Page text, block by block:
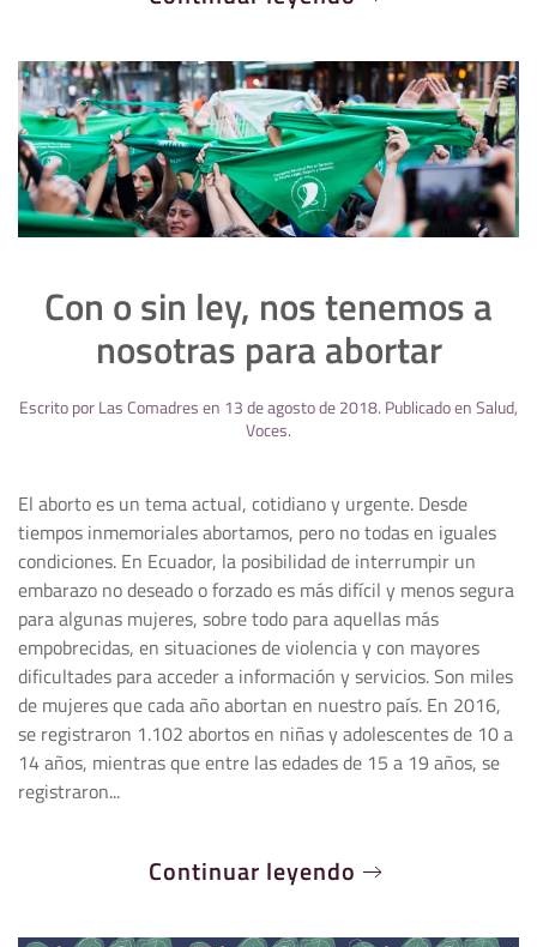
Con o sin ley, nos tenemos a
nosotras para abortar
Escrito porLas Comadresen 13 de agosto de 2018. Publicado enSalud,
Voces.
El aborto es un tema actual, cotidiano y urgente. Desde
tiempos inmemoriales abortamos, pero no todas en iguales
condiciones. En Ecuador, la posibilidad de interrumpir un
embarazo no deseado o forzado es más difícil y menos segura
para algunas mujeres, sobre todo para aquellas más
empobrecidas, en situaciones de violencia y con mayores
dificultades para acceder a información y servicios. Son miles
de mujeres que cada año abortan en nuestro país. En 2016,
se registraron 1.102 abortos en niñas y adolescentes de 10 a
14 años, mientras que entre las edades de 15 a 19 años, se
registraron...
Continuar leyendo